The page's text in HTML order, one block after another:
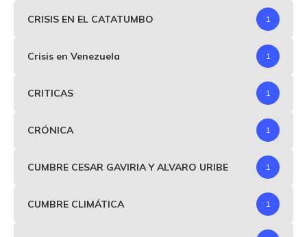
CRISIS EN EL CATATUMBO 1
Crisis en Venezuela 1
CRITICAS 1
CRÓNICA 1
CUMBRE CESAR GAVIRIA Y ALVARO URIBE 1
CUMBRE CLIMÁTICA 1